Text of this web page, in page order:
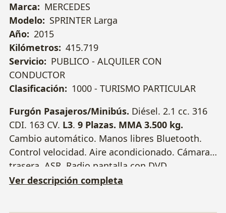
Marca: MERCEDES
Modelo: SPRINTER Larga
Año: 2015
Kilómetros: 415.719
Servicio: PUBLICO - ALQUILER CON
CONDUCTOR
Clasificación: 1000 - TURISMO PARTICULAR
Furgón Pasajeros/Minibús. Diésel. 2.1 cc. 316
CDI. 163 CV. L3. 9 Plazas. MMA 3.500 kg.
Cambio automático. Manos libres Bluetooth.
Control velocidad. Aire acondicionado. Cámara
trasera. ASR. Radio pantalla con DVD
KENWOOD. Botón ECO.Peldaño eléctrico
Ver descripción completa